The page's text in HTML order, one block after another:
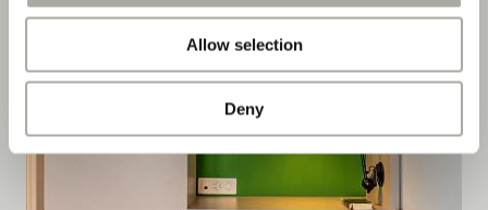
Allow selection
Deny